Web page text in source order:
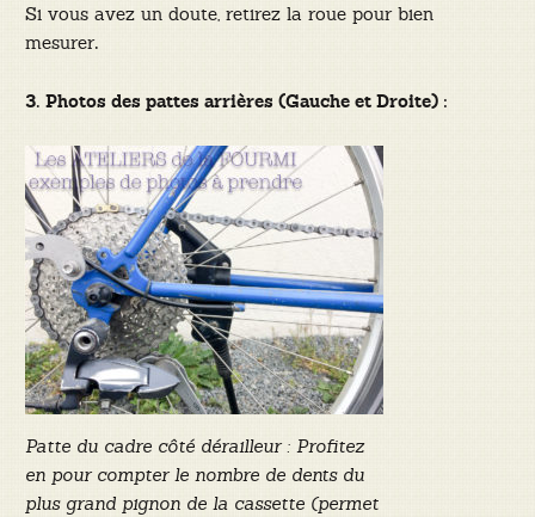
Si vous avez un doute, retirez la roue pour bien
mesurer.
3. Photos des pattes arrières (Gauche et Droite) :
Patte du cadre côté dérailleur : Profitez
en pour compter le nombre de dents du
plus grand pignon de la cassette (permet